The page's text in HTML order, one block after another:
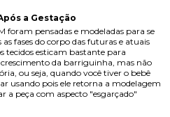
a Gestação
foram pensadas e modeladas para se
fases do corpo das futuras e atuais
tecidos esticam bastante para
da barriguinha, mas não
ou seja, quando você tiver o bebê
usando pois ele retorna a modelagem
a peça com aspecto "esgarçado"